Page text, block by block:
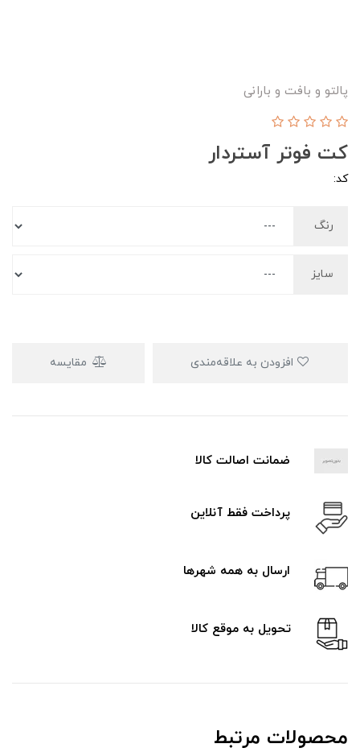
پالتو و بافت و بارانی
کت فوتر آستردار
کد:
رنگ
سایز
مقایسه
ضمانت اصالت کالا
پرداخت فقط آنلاین
ارسال به همه شهرها
تحویل به موقع کالا
محصولات مرتبط